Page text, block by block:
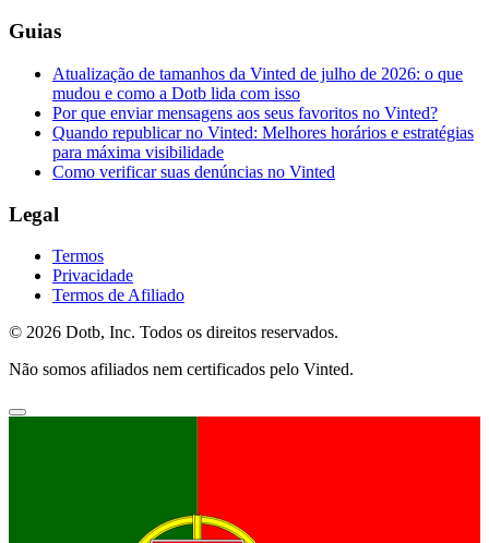
Guias
Atualização de tamanhos da Vinted de julho de 2026: o que
mudou e como a Dotb lida com isso
Por que enviar mensagens aos seus favoritos no Vinted?
Quando republicar no Vinted: Melhores horários e estratégias
para máxima visibilidade
Como verificar suas denúncias no Vinted
Legal
Termos
Privacidade
Termos de Afiliado
© 2026 Dotb, Inc. Todos os direitos reservados.
Não somos afiliados nem certificados pelo Vinted.